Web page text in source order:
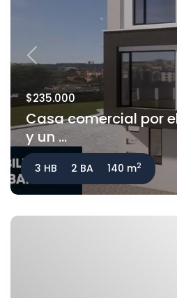
Previous
$235.000
Casa comercial por
y un ...
3 HB 2 BA 140 m2